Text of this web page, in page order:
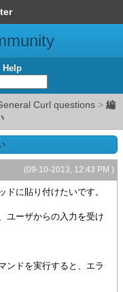
Help
Curl questions > 編
(09-10-2013, 12:43 PM )
ドに貼り付けたいです。
ユーザからの入力を受け
ンドを実行すると、エラ